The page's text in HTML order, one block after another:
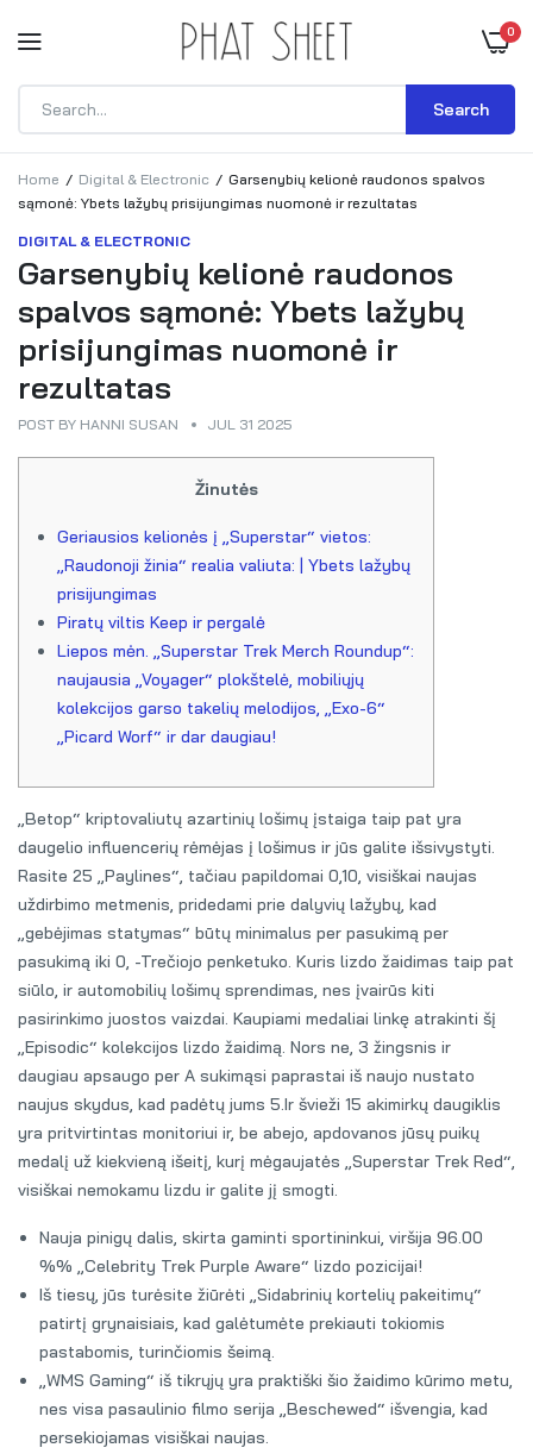
0
Search
Home Digital & Electronic
Garsenybių kelionė raudonos spalvos
sąmonė: Ybets lažybų prisijungimas nuomonė ir rezultatas
DIGITAL & ELECTRONIC
Garsenybių kelionė raudonos
spalvos sąmonė: Ybets lažybų
prisijungimas nuomonė ir
rezultatas
POST BY HANNI SUSAN JUL 31 2025
Žinutės
Geriausios kelionės į „Superstar“ vietos:
„Raudonoji žinia“ realia valiuta: | Ybets lažybų
prisijungimas
Piratų viltis Keep ir pergalė
Liepos mėn. „Superstar Trek Merch Roundup“:
naujausia „Voyager“ plokštelė, mobiliųjų
kolekcijos garso takelių melodijos, „Exo-6“
„Picard Worf“ ir dar daugiau!
„Betop“ kriptovaliutų azartinių lošimų įstaiga taip pat yra
daugelio influencerių rėmėjas į lošimus ir jūs galite išsivystyti.
Rasite 25 „Paylines“, tačiau papildomai 0,10, visiškai naujas
uždirbimo metmenis, pridedami prie dalyvių lažybų, kad
„gebėjimas statymas“ būtų minimalus per pasukimą per
pasukimą iki 0, -Trečiojo penketuko. Kuris lizdo žaidimas taip pat
siūlo, ir automobilių lošimų sprendimas, nes įvairūs kiti
pasirinkimo juostos vaizdai. Kaupiami medaliai linkę atrakinti šį
„Episodic“ kolekcijos lizdo žaidimą. Nors ne, 3 žingsnis ir
daugiau apsaugo per A sukimąsi paprastai iš naujo nustato
naujus skydus, kad padėtų jums 5.Ir švieži 15 akimirkų daugiklis
yra pritvirtintas monitoriui ir, be abejo, apdovanos jūsų puikų
medalį už kiekvieną išeitį, kurį mėgaujatės „Superstar Trek Red“,
visiškai nemokamu lizdu ir galite jį smogti.
Nauja pinigų dalis, skirta gaminti sportininkui, viršija 96.00
%% „Celebrity Trek Purple Aware“ lizdo pozicijai!
Iš tiesų, jūs turėsite žiūrėti „Sidabrinių kortelių pakeitimų“
patirtį grynaisiais, kad galėtumėte prekiauti tokiomis
pastabomis, turinčiomis šeimą.
„WMS Gaming“ iš tikrųjų yra praktiški šio žaidimo kūrimo metu,
nes visa pasaulinio filmo serija „Beschewed“ išvengia, kad
persekiojamas visiškai naujas.